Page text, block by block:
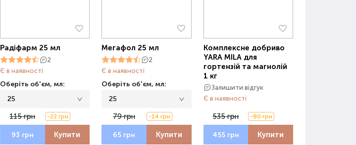
Радіфарм 25 мл
2
Є в наявності
Оберіть об'єм, мл:
25
115 грн -22 грн
93 грн Купити
Мегафол 25 мл
2
Є в наявності
Оберіть об'єм, мл:
25
79 грн -14 грн
65 грн Купити
Комплексне добриво
YARA MILA для
гортензій та магнолій
1 кг
Залишити відгук
Є в наявності
535 грн -80 грн
455 грн Купити